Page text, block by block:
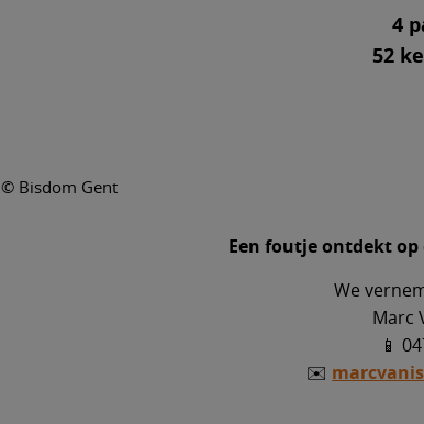
4
52
© Bisdom Gent
Een foutje ontdekt op
We
Marc
📱
✉️